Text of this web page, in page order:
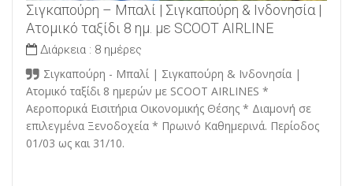
Σιγκαπούρη – Μπαλί | Σιγκαπούρη & Ινδονησία |
Ατομικό ταξίδι 8 ημ. με SCOOT AIRLINE
Διάρκεια : 8 ημέρες
Σιγκαπούρη - Μπαλί | Σιγκαπούρη & Ινδονησία |
Ατομικό ταξίδι 8 ημερών με SCOOT AIRLINES *
Αεροπορικά Εισιτήρια Οικονομικής Θέσης * Διαμονή σε
επιλεγμένα Ξενοδοχεία * Πρωινό Καθημερινά. Περίοδος
01/03 ως και 31/10.